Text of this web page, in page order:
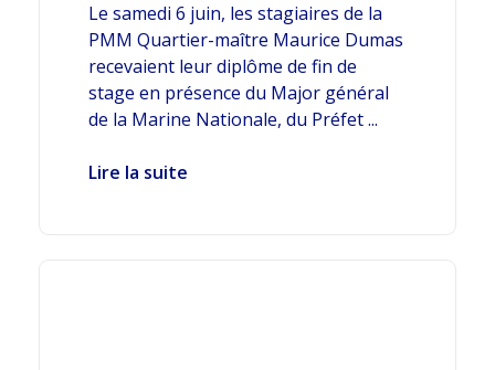
Le samedi 6 juin, les stagiaires de la
PMM Quartier-maître Maurice Dumas
recevaient leur diplôme de fin de
stage en présence du Major général
de la Marine Nationale, du Préfet ...
Lire la suite